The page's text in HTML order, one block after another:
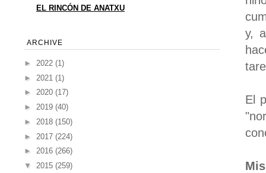
y,
El
EL RINCÓN DE ANATXU
ARCHIVE
► 2022 (1)
► 2021 (1)
► 2020 (17)
► 2019 (40)
► 2018 (150)
► 2017 (224)
► 2016 (266)
▼ 2015 (259)